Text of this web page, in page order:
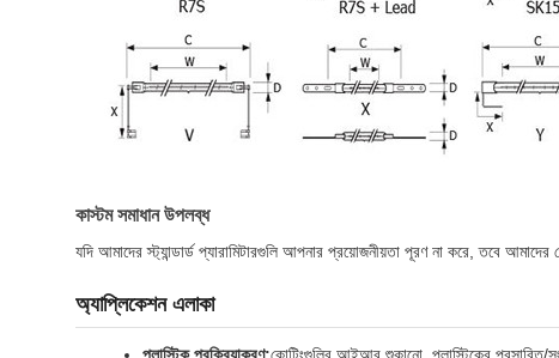
কাস্টম সমাধান উপলব্ধ
যদি আমাদের স্ট্যান্ডার্ড প্যারামিটারগুলি আপনার প্রয়োজনীয়তা পূরণ না করে, তবে
অ্যাপ্লিকেশন এলাকা